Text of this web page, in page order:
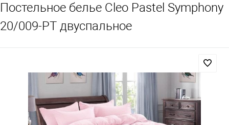
Постельное белье Cleo Pastel Symphony
20/009-PT двуспальное